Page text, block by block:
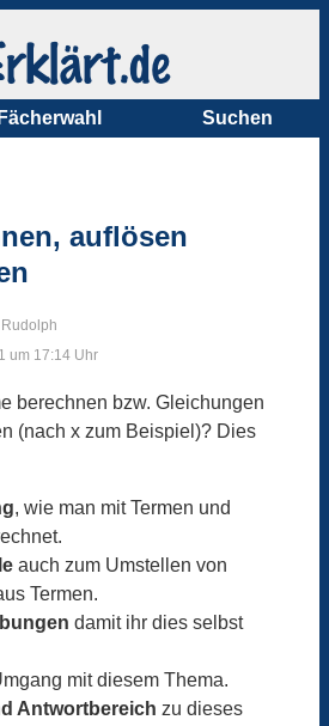
Fächerwahl Suchen
auflösen
um 17:14 Uhr
berechnen bzw. Gleichungen
(nach x zum Beispiel)? Dies
, wie man mit Termen und
auch zum Umstellen von
Termen.
damit ihr dies selbst
mit diesem Thema.
Antwortbereich zu dieses